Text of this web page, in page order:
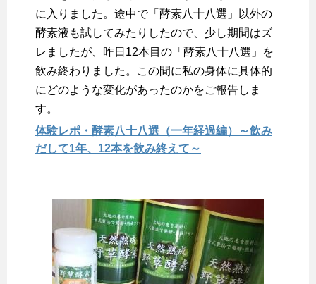
に入りました。途中で「酵素八十八選」以外の
酵素液も試してみたりしたので、少し期間はズ
レましたが、昨日12本目の「酵素八十八選」を
飲み終わりました。この間に私の身体に具体的
にどのような変化があったのかをご報告しま
す。
体験レポ・酵素八十八選（一年経過編）～飲み
だして1年、12本を飲み終えて～